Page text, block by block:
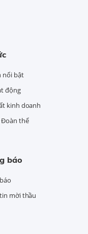
nổi bật
động
kinh doanh
Đoàn thể
báo
mời thầu